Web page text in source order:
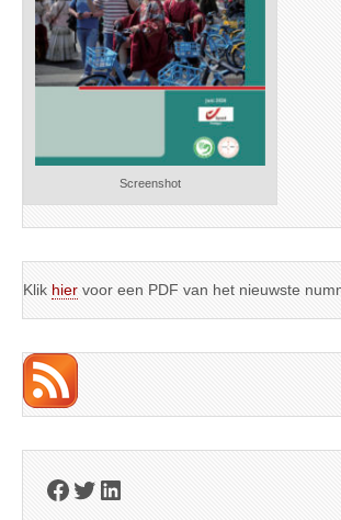
Screenshot
Klik hier voor een PDF van het nieuwste
Facebook
Twitter
LinkedIn